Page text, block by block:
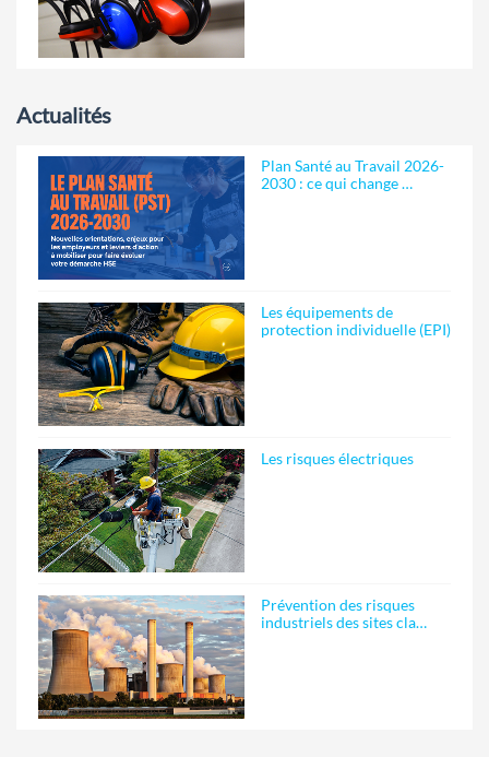
Actualités
Plan Santé au Travail 2026-
2030 : ce qui change …
Les équipements de
protection individuelle (EPI)
Les risques électriques
Prévention des risques
industriels des sites cla…